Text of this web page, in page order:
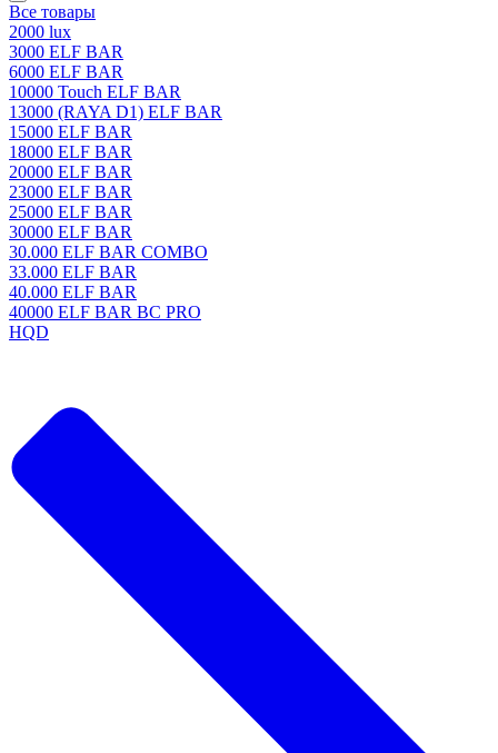
Все товары
2000 lux
3000 ELF BAR
6000 ELF BAR
10000 Touch ELF BAR
13000 (RAYA D1) ELF BAR
15000 ELF BAR
18000 ELF BAR
20000 ELF BAR
23000 ELF BAR
25000 ELF BAR
30000 ELF BAR
30.000 ELF BAR COMBO
33.000 ELF BAR
40.000 ELF BAR
40000 ELF BAR BC PRO
HQD